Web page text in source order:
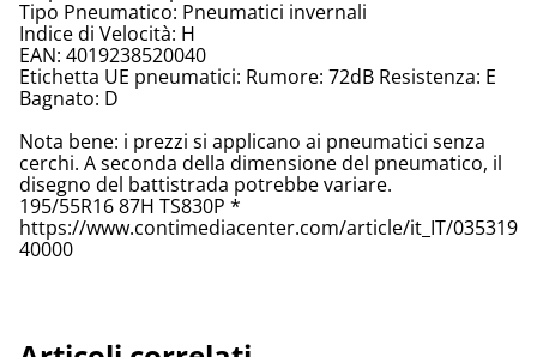
Tipo Pneumatico: Pneumatici invernali
Indice di Velocità: H
EAN: 4019238520040
Etichetta UE pneumatici: Rumore: 72dB Resistenza: E
Bagnato: D
Nota bene: i prezzi si applicano ai pneumatici senza
cerchi. A seconda della dimensione del pneumatico, il
disegno del battistrada potrebbe variare.
195/55R16 87H TS830P *
https://www.contimediacenter.com/article/it_IT/035319
40000